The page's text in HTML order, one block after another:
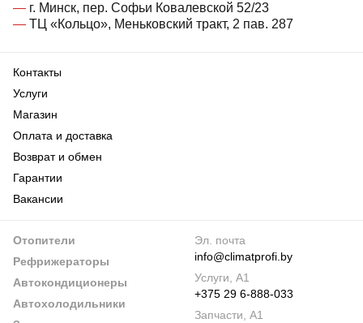
г. Минск, пер. Софьи Ковалевской 52/23
ТЦ «Кольцо», Меньковский тракт, 2 пав. 287
Отопители
Рефрижераторы
Автокондиционеры
Автохолодильники
Контакты
Услуги
Магазин
Оплата и доставка
Возврат и обмен
Гарантии
Вакансии
Эл. почта
info@climatprofi.by
Услуги, А1
+375 29 6-888-033
Запчасти, А1